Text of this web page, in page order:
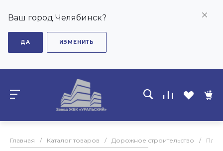
Ваш город Челябинск?
ДА ИЗМЕНИТЬ
Главная / Каталог товаров / Дорожное строительство /